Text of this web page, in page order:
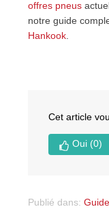
offres pneus
notre guide
Hankook.
Cet article
Oui (0)
Publié dans: